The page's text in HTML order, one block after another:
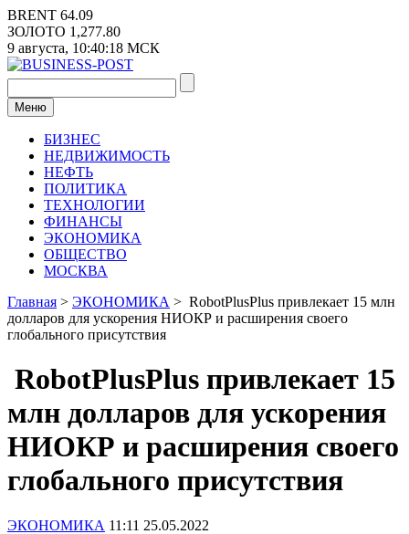
Перейти
к
содержимому
BRENT 64.09
ЗОЛОТО 1,277.80
9 августа, 10:40:18 МСК
Меню
БИЗНЕС
НЕДВИЖИМОСТЬ
НЕФТЬ
ПОЛИТИКА
ТЕХНОЛОГИИ
ФИНАНСЫ
ЭКОНОМИКА
ОБЩЕСТВО
МОСКВА
Главная > ЭКОНОМИКА > RobotPlusPlus привлекает 15 млн
долларов для ускорения НИОКР и расширения своего
глобального присутствия
RobotPlusPlus привлекает 15
млн долларов для ускорения
НИОКР и расширения своего
глобального присутствия
ЭКОНОМИКА 11:11 25.05.2022